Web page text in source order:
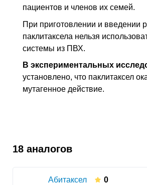
пациентов и членов их семей.
При приготовлении и введении
паклитаксела нельзя
системы из ПВХ.
В экспериментальных
установлено, что паклитаксел
мутагенное действие.
18 аналогов
Абитаксел 0